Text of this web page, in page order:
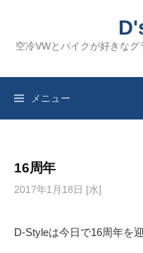
ツ
空冷VWとバイクが好きな
メニュー
16周年
2017年1月18日 [水]
D-Styleは今日で16周年を